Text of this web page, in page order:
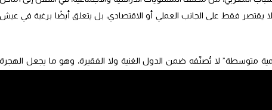
يقتصر فقط على الجانب العملي أو الاقتصادي، بل يتعلق أيضًا برغبة في عيش
متوسطة” لا تُصنّفه ضمن الدول الغنية ولا الفقيرة، وهو ما يجعل الهجرة
على الحصول على التأشيرات.
تُعتبر “فرصة للهجرة القانونية”، بل “من بين أفضل البرامج التي تتيح الولوج إلى